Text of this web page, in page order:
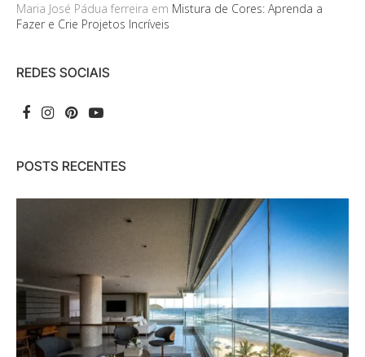
Maria José Pádua ferreira em Mistura de Cores: Aprenda a
Fazer e Crie Projetos Incríveis
REDES SOCIAIS
POSTS RECENTES